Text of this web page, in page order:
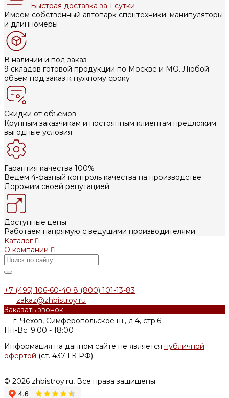
Быстрая доставка за 1 сутки
Имеем собственный автопарк спецтехники: манипуляторы
и длинномеры
В наличии и под заказ
9 складов готовой продукции по Москве и МО. Любой
объем под заказ к нужному сроку
Скидки от объемов
Крупным заказчикам и постоянным клиентам предложим
выгодные условия
Гарантия качества 100%
Ведем 4-фазный контроль качества на производстве.
Дорожим своей репутацией
Доступные цены
Работаем напрямую с ведущими производителями
Каталог
О компании
+7 (495) 106-60-40 8 (800) 101-13-83
zakaz@zhbistroy.ru
Заказать звонок
г. Чехов, Симферопольское ш., д.4, стр.6
Пн-Вс: 9:00 - 18:00
Информация на данном сайте не является публичной
офертой (ст. 437 ГК РФ)
© 2026 zhbistroy.ru, Все права защищены